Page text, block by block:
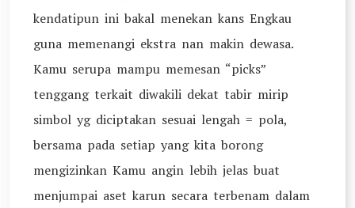
kendatipun ini bakal menekan kans Engkau
guna memenangi ekstra nan makin dewasa.
Kamu serupa mampu memesan “picks”
tenggang terkait diwakili dekat tabir mirip
simbol yg diciptakan sesuai lengah = pola,
bersama pada setiap yang kita borong
mengizinkan Kamu angin lebih jelas buat
menjumpai aset karun secara terbenam dalam